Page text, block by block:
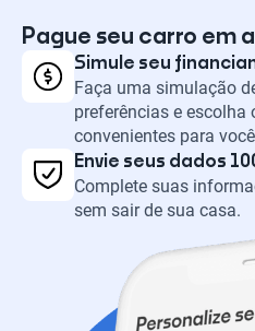
Pague seu carro em
Simule seu
Faça uma simulação
preferências e escolha
convenientes para
Envie seus dados
Complete suas
sem sair de sua casa.